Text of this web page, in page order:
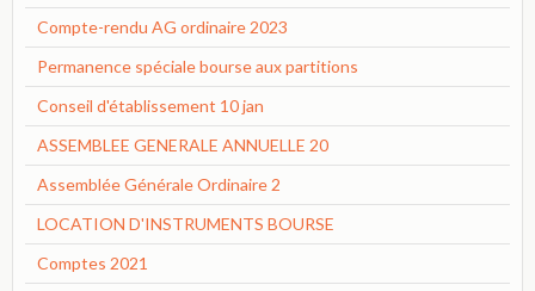
Compte-rendu AG ordinaire 2023
Permanence spéciale bourse aux partitions
Conseil d'établissement 10 jan
ASSEMBLEE GENERALE ANNUELLE 20
Assemblée Générale Ordinaire 2
LOCATION D'INSTRUMENTS BOURSE
Comptes 2021